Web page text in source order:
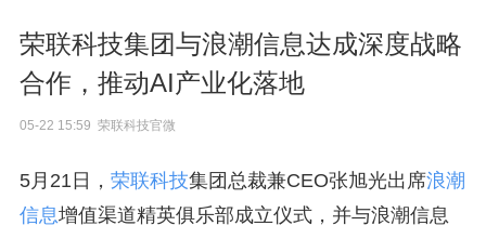
荣联科技集团与浪潮信息达成深度战略
合作，推动AI产业化落地
05-22 15:59 荣联科技官微
5月21日， 荣联科技集团总裁兼CEO张旭光出席浪潮
信息增值渠道精英俱乐部成立仪式，并与浪潮信息